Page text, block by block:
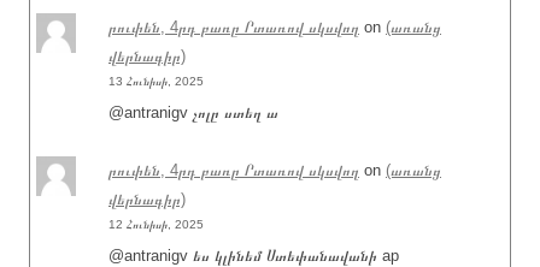
րուփեն, 4րդ բառը Րտառով սկսվող on (առանց
վերնագիր)
13 Հունիսի, 2025
@antranigv չոլը ստեղ ա
րուփեն, 4րդ բառը Րտառով սկսվող on (առանց
վերնագիր)
12 Հունիսի, 2025
@antranigv ես կլինեմ Ստեփանավանի ap